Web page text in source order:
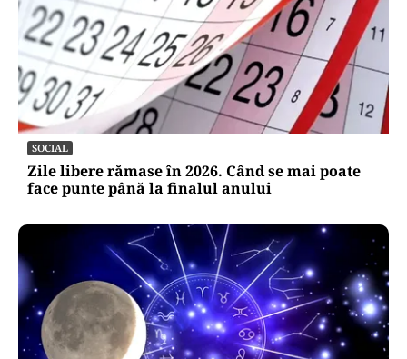
SOCIAL
Zile libere rămase în 2026. Când se mai poate
face punte până la finalul anului